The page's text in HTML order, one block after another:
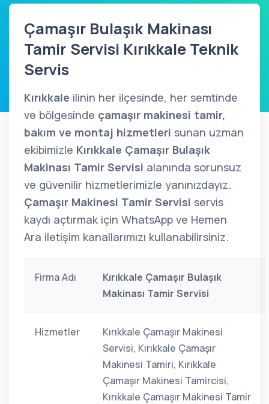
Çamaşır Bulaşık Makinası
Tamir Servisi Kırıkkale Teknik
Servis
Kırıkkale ilinin her ilçesinde, her semtinde
ve bölgesinde çamaşır makinesi tamir,
bakım ve montaj hizmetleri sunan uzman
ekibimizle Kırıkkale Çamaşır Bulaşık
Makinası Tamir Servisi alanında sorunsuz
ve güvenilir hizmetlerimizle yanınızdayız.
Çamaşır Makinesi Tamir Servisi servis
kaydı açtırmak için WhatsApp ve Hemen
Ara iletişim kanallarımızı kullanabilirsiniz.
Firma Adı
Kırıkkale Çamaşır Bulaşık
Makinası Tamir Servisi
Hizmetler
Kırıkkale Çamaşır Makinesi
Servisi, Kırıkkale Çamaşır
Makinesi Tamiri, Kırıkkale
Çamaşır Makinesi Tamircisi,
Kırıkkale Çamaşır Makinesi Tamir